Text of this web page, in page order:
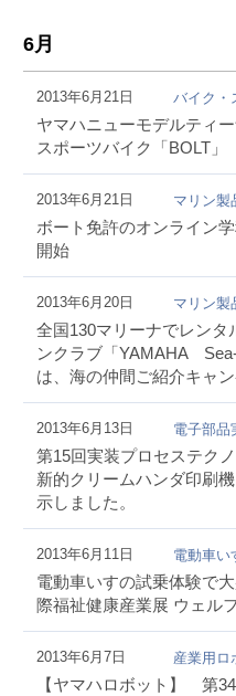
6月
2013年6月21日 バイク・
ヤマハニューモデルティ
スポーツバイク「BOLT」
2013年6月21日 マリン製
ボート免許のオンライン
開始
2013年6月20日 マリン製
全国130マリーナでレンタ
ンクラブ「YAMAHA
は、海の仲間ご紹介キャ
2013年6月13日 電子部品
第15回実装プロセステク
新的クリームハンダ印刷
示しました。
2013年6月11日 電動車い
電動車いすの試乗体験で
際福祉健康産業展 ウェル
2013年6月7日 産業用ロ
【ヤマハロボット】 第